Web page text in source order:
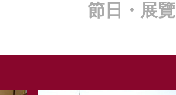
節日・展覽